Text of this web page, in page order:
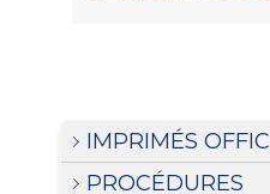
IMPRIMÉS
PROCÉDURES